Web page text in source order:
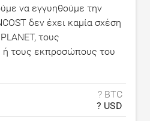
να εγγυηθούμε την
δεν έχει καμία σχέση
τους
ή τους εκπροσώπους του
? BTC
? USD